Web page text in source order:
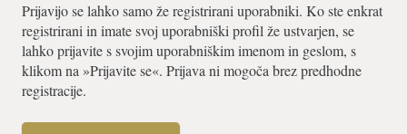
Prijavijo se lahko samo že registrirani uporabniki. Ko ste enkrat
registrirani in imate svoj uporabniški profil že ustvarjen, se
lahko prijavite s svojim uporabniškim imenom in geslom, s
klikom na »Prijavite se«. Prijava ni mogoča brez predhodne
registracije.